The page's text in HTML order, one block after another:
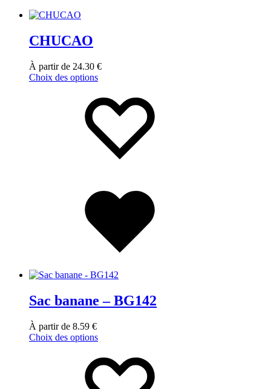
CHUCAO
À partir de 24.30 €
Choix des options
Sac banane – BG142
À partir de 8.59 €
Choix des options